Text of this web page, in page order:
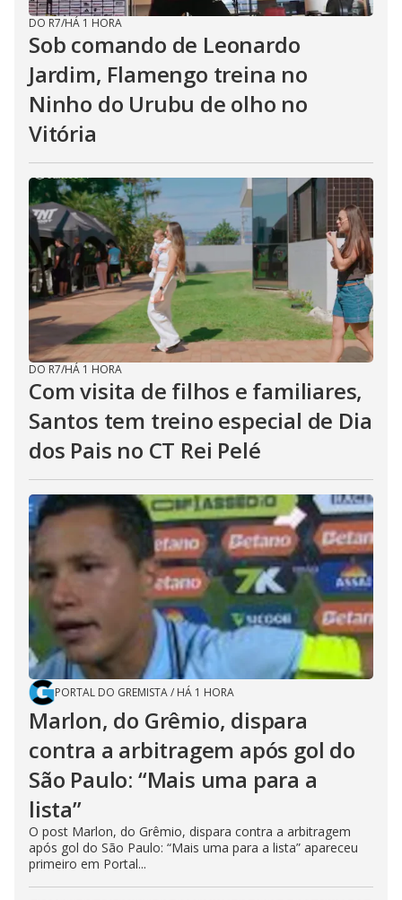
DO R7/HÁ 1 HORA
Sob comando de Leonardo
Jardim, Flamengo treina no
Ninho do Urubu de olho no
Vitória
DO R7/HÁ 1 HORA
Com visita de filhos e familiares,
Santos tem treino especial de Dia
dos Pais no CT Rei Pelé
PORTAL DO GREMISTA/ HÁ 1 HORA
Marlon, do Grêmio, dispara
contra a arbitragem após gol do
São Paulo: “Mais uma para a
lista”
O post Marlon, do Grêmio, dispara contra a arbitragem
após gol do São Paulo: “Mais uma para a lista” apareceu
primeiro em Portal...